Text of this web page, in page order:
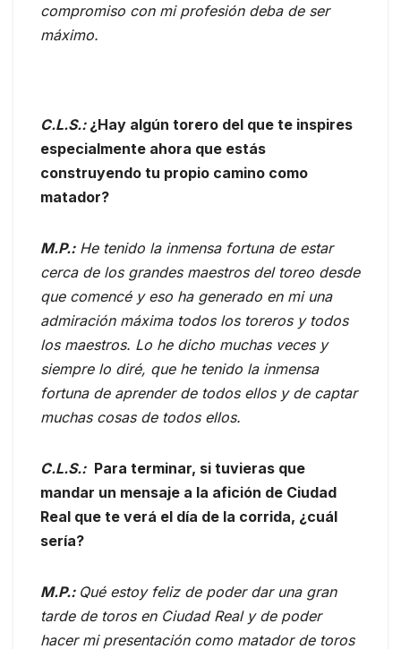
compromiso con mi profesión deba de ser
máximo.
C.L.S.: ¿Hay algún torero del que te inspires
especialmente ahora que estás
construyendo tu propio camino como
matador?
M.P.: He tenido la inmensa fortuna de estar
cerca de los grandes maestros del toreo desde
que comencé y eso ha generado en mi una
admiración máxima todos los toreros y todos
los maestros. Lo he dicho muchas veces y
siempre lo diré, que he tenido la inmensa
fortuna de aprender de todos ellos y de captar
muchas cosas de todos ellos.
C.L.S.: Para terminar, si tuvieras que
mandar un mensaje a la afición de Ciudad
Real que te verá el día de la corrida, ¿cuál
sería?
M.P.: Qué estoy feliz de poder dar una gran
tarde de toros en Ciudad Real y de poder
hacer mi presentación como matador de toros